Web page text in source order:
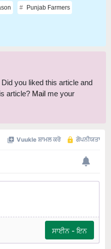
Punjab Farmers
Did you liked this article and
article? Mail me your